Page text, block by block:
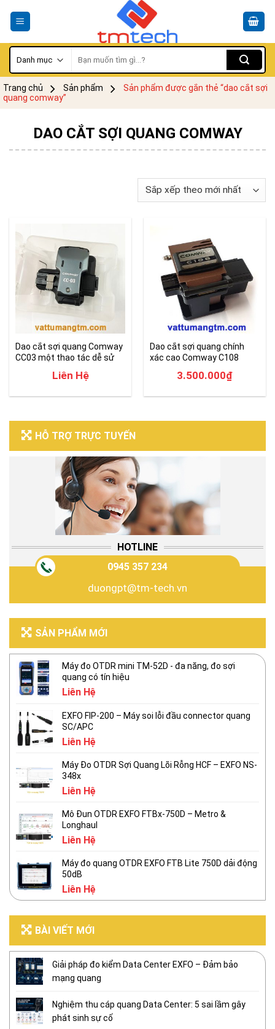
kiếm:
Trang chủ Sản phẩm
Sản phẩm được gắn thẻ “dao cắt sợi
quang comway”
HỖ TRỢ TRỰC TUYẾN
HOTLINE
0945 357 234
duongpt@tm-tech.vn
SẢN PHẨM MỚI
Máy đo OTDR mini TM-52D - đa năng, đo sợi
quang có tín hiệu
Liên Hệ
EXFO FIP-200 – Máy soi lỗi đầu connector quang
SC/APC
Liên Hệ
Máy Đo OTDR Sợi Quang Lõi Rỗng HCF – EXFO NS-
348x
Liên Hệ
Mô Đun OTDR EXFO FTBx-750D – Metro &
Longhaul
Liên Hệ
Máy đo quang OTDR EXFO FTB Lite 750D dải động
50dB
Liên Hệ
BÀI VIẾT MỚI
Giải pháp đo kiểm Data Center EXFO – Đảm bảo
mạng quang
Nghiệm thu cáp quang Data Center: 5 sai lầm gây
phát sinh sự cố
DAO CẮT SỢI QUANG COMWAY
Dao cắt sợi quang Comway
CC03 một thao tác dễ sử
Liên Hệ
Dao cắt sợi quang chính
xác cao Comway C108
3.500.000₫